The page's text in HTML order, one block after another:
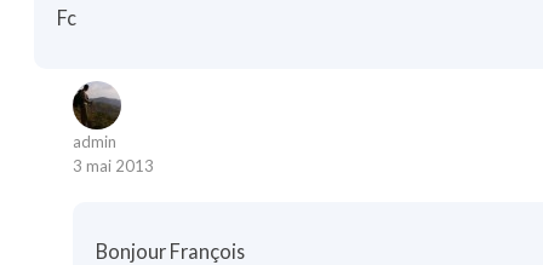
Fc
admin
3 mai 2013
Bonjour François